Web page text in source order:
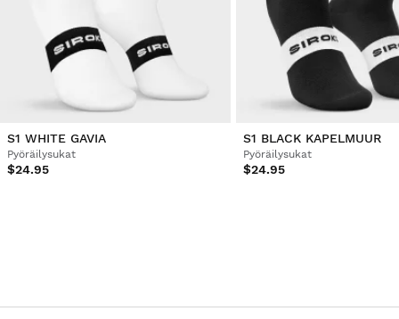
Cycling Socks Siroko S1 Olive Sa Calobra M-L
erittäin hyvä laatu
1 henkilö piti arvostelua hyödyllisenä
S1 WHITE GAVIA
Pyöräilysukat
$24.95
S1 BLACK KAPELMUUR
Pyöräilysukat
$24.95